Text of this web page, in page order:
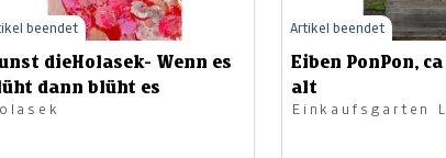
dieHolasek- Wenn es
dann blüht es
beendet
Eiben PonPon,
alt
Einkaufsgarten
Artikel beendet